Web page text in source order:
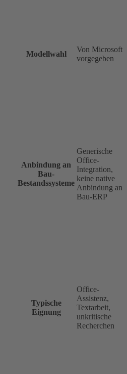
Modellwahl
Von Microsoft
vorgegeben
Anbindung an
Bau-
Bestandssysteme
Generische
Office-
Integration,
keine native
Anbindung an
Bau-ERP
Typische
Eignung
Office-
Assistenz,
Textarbeit,
unkritische
Recherchen